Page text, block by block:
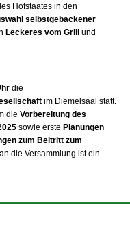
Hofstaates in den
selbstgebackener
Leckeres vom Grill und
die
im Diemelsaal statt.
die Vorbereitung des
sowie erste Planungen
zum Beitritt zum
an die Versammlung ist ein